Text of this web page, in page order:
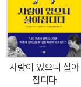
능 대부’이자 여전
어도 멈추지 않고
에서 나오는 것일까
수 없이 많은 실패도
질도 없이 폐지된
사랑이 있으니 살아
집디다